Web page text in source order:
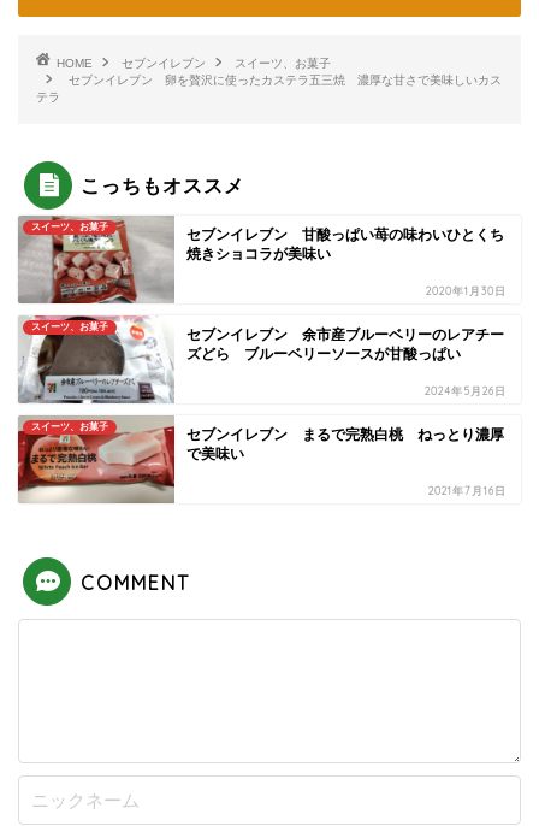
HOME セブンイレブン
スイーツ、お菓子
セブンイレブン 卵を贅沢に使ったカステラ五三焼 濃厚な甘さで美味しいカス
テラ
こっちもオススメ
スイーツ、お菓子
セブンイレブン 甘酸っぱい苺の味わいひとくち
焼きショコラが美味い
2020年1月30日
スイーツ、お菓子
セブンイレブン 余市産ブルーベリーのレアチー
ズどら ブルーベリーソースが甘酸っぱい
2024年5月26日
スイーツ、お菓子
セブンイレブン まるで完熟白桃 ねっとり濃厚
で美味い
2021年7月16日
COMMENT